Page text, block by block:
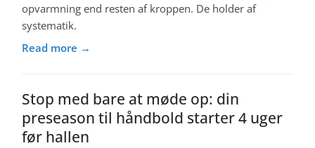
opvarmning end resten af kroppen. De holder af
systematik.
Read more →
Stop med bare at møde op: din
preseason til håndbold starter 4 uger
før hallen